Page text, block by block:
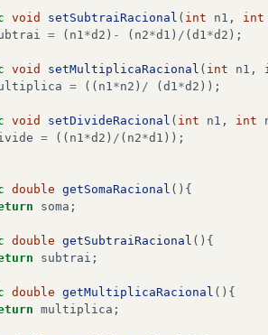
void setSubtraiRacional ( int n1 ,
int
= ( n1 *d2 ) - ( n2*d1 ) / ( d1 *d2 );
void setMultiplicaRacional ( int n1 ,
= (( n1 *n2 ) / ( d1 *d2 ));
void setDivideRacional ( int n1 , int
= (( n1 *d2 ) / ( n2*d1 ));
double getSomaRacional (){
soma ;
double getSubtraiRacional (){
subtrai ;
double getMultiplicaRacional (){
multiplica ;